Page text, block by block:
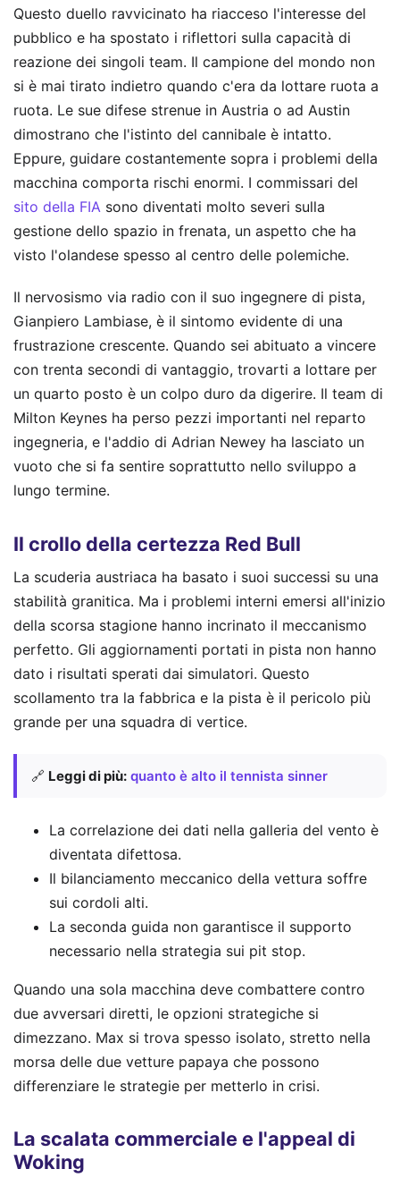
Questo duello ravvicinato ha riacceso l'interesse del
pubblico e ha spostato i riflettori sulla capacità di
reazione dei singoli team. Il campione del mondo non
si è mai tirato indietro quando c'era da lottare ruota a
ruota. Le sue difese strenue in Austria o ad Austin
dimostrano che l'istinto del cannibale è intatto.
Eppure, guidare costantemente sopra i problemi della
macchina comporta rischi enormi. I commissari del
sito della FIA sono diventati molto severi sulla
gestione dello spazio in frenata, un aspetto che ha
visto l'olandese spesso al centro delle polemiche.
Il nervosismo via radio con il suo ingegnere di pista,
Gianpiero Lambiase, è il sintomo evidente di una
frustrazione crescente. Quando sei abituato a vincere
con trenta secondi di vantaggio, trovarti a lottare per
un quarto posto è un colpo duro da digerire. Il team di
Milton Keynes ha perso pezzi importanti nel reparto
ingegneria, e l'addio di Adrian Newey ha lasciato un
vuoto che si fa sentire soprattutto nello sviluppo a
lungo termine.
Il crollo della certezza Red Bull
La scuderia austriaca ha basato i suoi successi su una
stabilità granitica. Ma i problemi interni emersi all'inizio
della scorsa stagione hanno incrinato il meccanismo
perfetto. Gli aggiornamenti portati in pista non hanno
dato i risultati sperati dai simulatori. Questo
scollamento tra la fabbrica e la pista è il pericolo più
grande per una squadra di vertice.
🔗 Leggi di più: quanto è alto il tennista sinner
La correlazione dei dati nella galleria del vento è
diventata difettosa.
Il bilanciamento meccanico della vettura soffre
sui cordoli alti.
La seconda guida non garantisce il supporto
necessario nella strategia sui pit stop.
Quando una sola macchina deve combattere contro
due avversari diretti, le opzioni strategiche si
dimezzano. Max si trova spesso isolato, stretto nella
morsa delle due vetture papaya che possono
differenziare le strategie per metterlo in crisi.
La scalata commerciale e l'appeal di
Woking